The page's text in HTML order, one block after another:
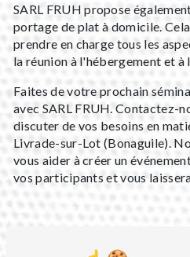
SARL FRUH propose
portage de plat à domicile.
prendre en charge tous les
la réunion à l'hébergement et à
Faites de votre prochain
avec SARL FRUH. Contactez-
discuter de vos besoins en
Livrade-sur-Lot (Bonaguile).
vous aider à créer un
vos participants et vous
En savoir plus